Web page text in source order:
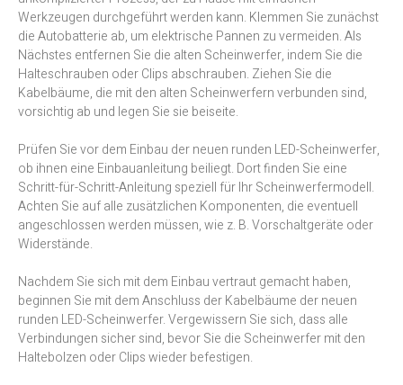
Werkzeugen durchgeführt werden kann. Klemmen Sie zunächst
die Autobatterie ab, um elektrische Pannen zu vermeiden. Als
Nächstes entfernen Sie die alten Scheinwerfer, indem Sie die
Halteschrauben oder Clips abschrauben. Ziehen Sie die
Kabelbäume, die mit den alten Scheinwerfern verbunden sind,
vorsichtig ab und legen Sie sie beiseite.
Prüfen Sie vor dem Einbau der neuen runden LED-Scheinwerfer,
ob ihnen eine Einbauanleitung beiliegt. Dort finden Sie eine
Schritt-für-Schritt-Anleitung speziell für Ihr Scheinwerfermodell.
Achten Sie auf alle zusätzlichen Komponenten, die eventuell
angeschlossen werden müssen, wie z. B. Vorschaltgeräte oder
Widerstände.
Nachdem Sie sich mit dem Einbau vertraut gemacht haben,
beginnen Sie mit dem Anschluss der Kabelbäume der neuen
runden LED-Scheinwerfer. Vergewissern Sie sich, dass alle
Verbindungen sicher sind, bevor Sie die Scheinwerfer mit den
Haltebolzen oder Clips wieder befestigen.